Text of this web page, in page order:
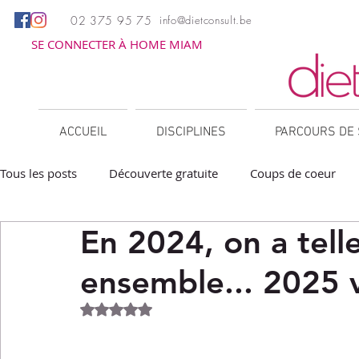
02 375 95 75 info@dietconsult.be
SE CONNECTER À HOME MIAM
ACCUEIL DISCIPLINES PARCOURS
Tous les posts Découverte gratuite Coups de coeur
Barbecue / Plancha Collations
Facile à réchauffer
En 2024, on a
ensemble... 2025
Noté NaN étoiles sur 5.